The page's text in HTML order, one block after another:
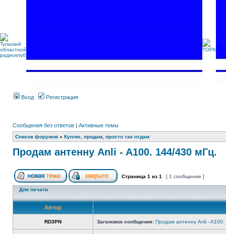
Вход Регистрация
Сообщения без ответов | Активные темы
Список форумов » Куплю, продам, просто так отдам
Продам антенну Anli - A100. 144/430 мГц.
Страница 1 из 1 [ 1 сообщение ]
Для печати
Автор
RD3PN Заголовок сообщения: Продам антенну Anli -